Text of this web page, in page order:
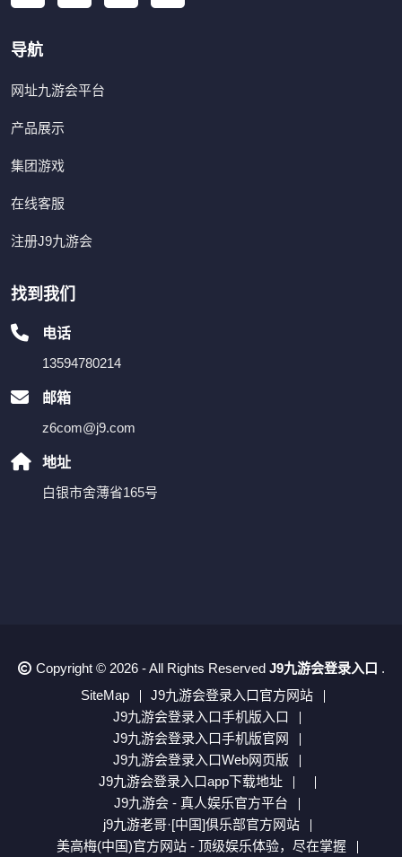
导航
网址九游会平台
产品展示
集团游戏
在线客服
注册J9九游会
找到我们
电话
13594780214
邮箱
z6com@j9.com
地址
白银市舍薄省165号
Copyright © 2026 - All Rights Reserved J9九游会登录入口 .
SiteMap
J9九游会登录入口官方网站
J9九游会登录入口手机版入口
J9九游会登录入口手机版官网
J9九游会登录入口Web网页版
J9九游会登录入口app下载地址
J9九游会 - 真人娱乐官方平台
j9九游老哥·[中国]俱乐部官方网站
美高梅(中国)官方网站 - 顶级娱乐体验，尽在掌握